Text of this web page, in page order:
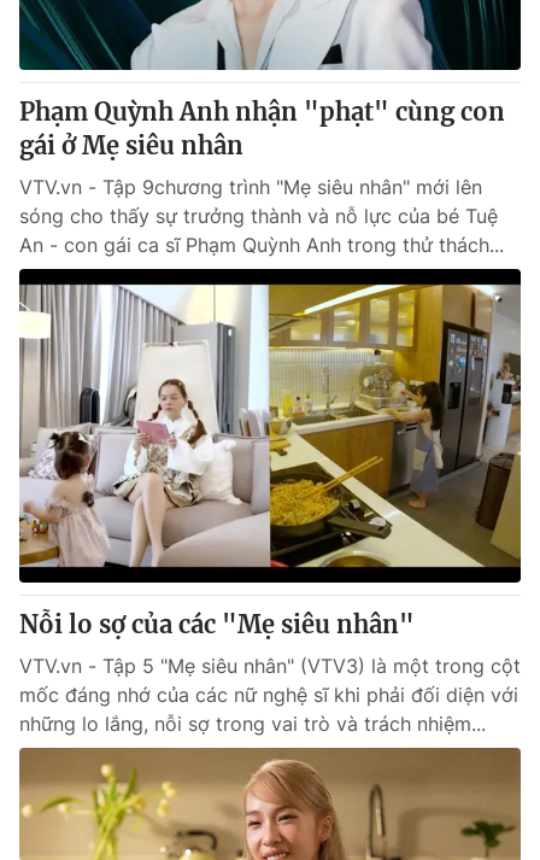
® Cấm sao chép dưới mọi hình thức nếu không có sự chấp
thông tin từ website này.
Phạm Quỳnh Anh nhận "phạt" cùng con
gái ở Mẹ siêu nhân
VTV.vn - Tập 9chương trình "Mẹ siêu nhân" mới lên
sóng cho thấy sự trưởng thành và nỗ lực của bé Tuệ
An - con gái ca sĩ Phạm Quỳnh Anh trong thử thách...
Nỗi lo sợ của các "Mẹ siêu nhân"
VTV.vn - Tập 5 "Mẹ siêu nhân" (VTV3) là một trong cột
mốc đáng nhớ của các nữ nghệ sĩ khi phải đối diện với
những lo lắng, nỗi sợ trong vai trò và trách nhiệm...